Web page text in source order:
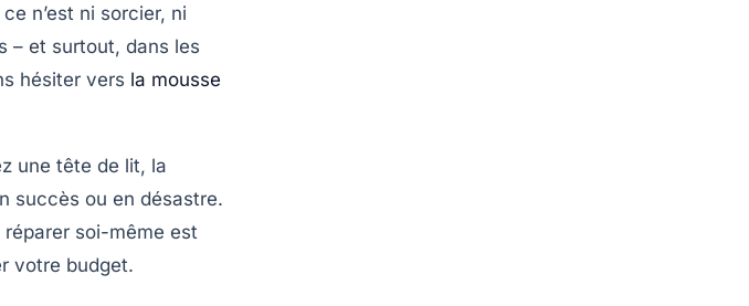
n’est ni sorcier, ni
– et surtout, dans les
hésiter vers la mousse
une tête de lit, la
succès ou en désastre.
réparer soi-même est
votre budget.